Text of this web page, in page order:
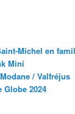
Michel en
Mini
/ Valfréjus
Globe 2024